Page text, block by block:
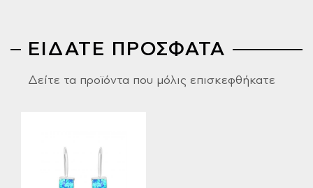
ΕΙΔΑΤΕ ΠΡΟΣΦΑΤΑ
Δείτε τα προϊόντα που μόλις επισκεφθήκατε